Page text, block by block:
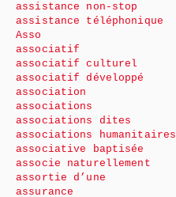
assistance non-stop
assistance téléphonique
Asso
associatif
associatif culturel
associatif développé
association
associations
associations dites
associations humanitaires
associative baptisée
associe naturellement
assortie d’une
assurance